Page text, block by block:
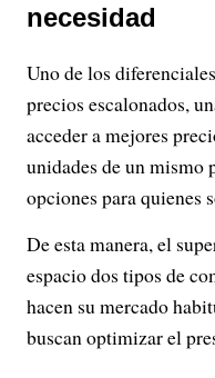
necesidad
Uno de los
precios escalonados,
acceder a mejores
unidades de un mismo
opciones para quienes
De esta manera, el
espacio dos tipos de
hacen su mercado
buscan optimizar el